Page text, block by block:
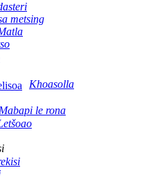
metsing
Khoasolla
Mabapi le rona